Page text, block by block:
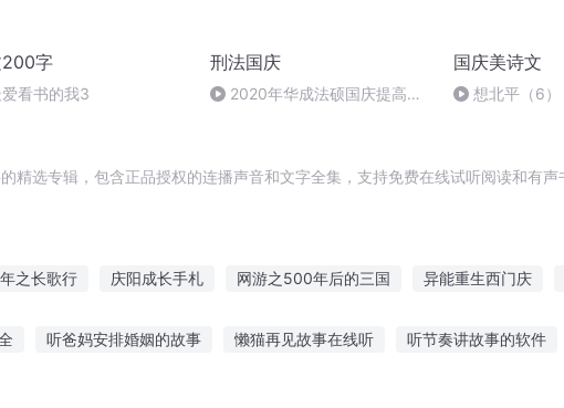
字
看书的我3
刑法国庆
2020年华成法硕国庆提高班
国庆美诗文
想北平（6）
精选专辑，包含正品授权的连播声音和文字全集，支持免费在线试听阅读和有声
之长歌行 庆阳成长手札 网游之500年后的三国 异能重生西门庆
听爸妈安排婚姻的故事 懒猫再见故事在线听 听节奏讲故事的软件